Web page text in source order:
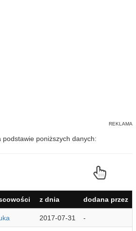
podstawie poniższych danych:
z dnia dodana przez
2017-07-31 -